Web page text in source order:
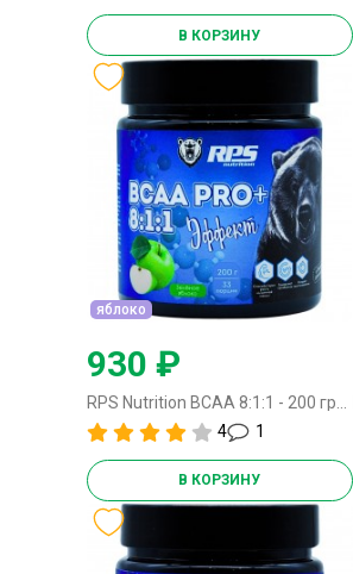
В КОРЗИНУ
яблоко
930 ₽
4
1
В КОРЗИНУ